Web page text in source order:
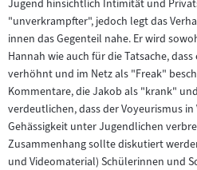
Jugend hinsichtlich Intimität und
"unverkrampfter", jedoch legt das
innen das Gegenteil nahe. Er wird
Hannah wie auch für die Tatsache,
verhöhnt und im Netz als "Freak"
Kommentare, die Jakob als "krank"
verdeutlichen, dass der Voyeurismus
Gehässigkeit unter Jugendlichen
Zusammenhang sollte diskutiert
und Videomaterial) Schülerinnen und